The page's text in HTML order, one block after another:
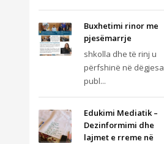
Buxhetimi rinor me
pjesëmarrje
shkolla dhe të rinj u
përfshinë në dëgjesa
publ...
Edukimi Mediatik –
Dezinformimi dhe
lajmet e rreme në